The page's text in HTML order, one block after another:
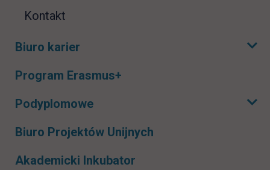
Kontakt
Biuro karier
Program Erasmus+
Podyplomowe
Biuro Projektów Unijnych
Akademicki Inkubator